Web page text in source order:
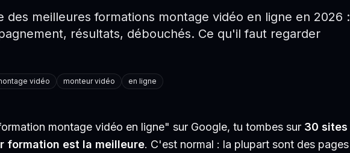
des meilleures formations montage vidéo en ligne en 2026 :
résultats, débouchés. Ce qu'il faut regarder
vidéo monteur vidéo en ligne
montage vidéo en ligne" sur Google, tu tombes sur 30 sites
formation est la meilleure. C'est normal : la plupart sont des pages